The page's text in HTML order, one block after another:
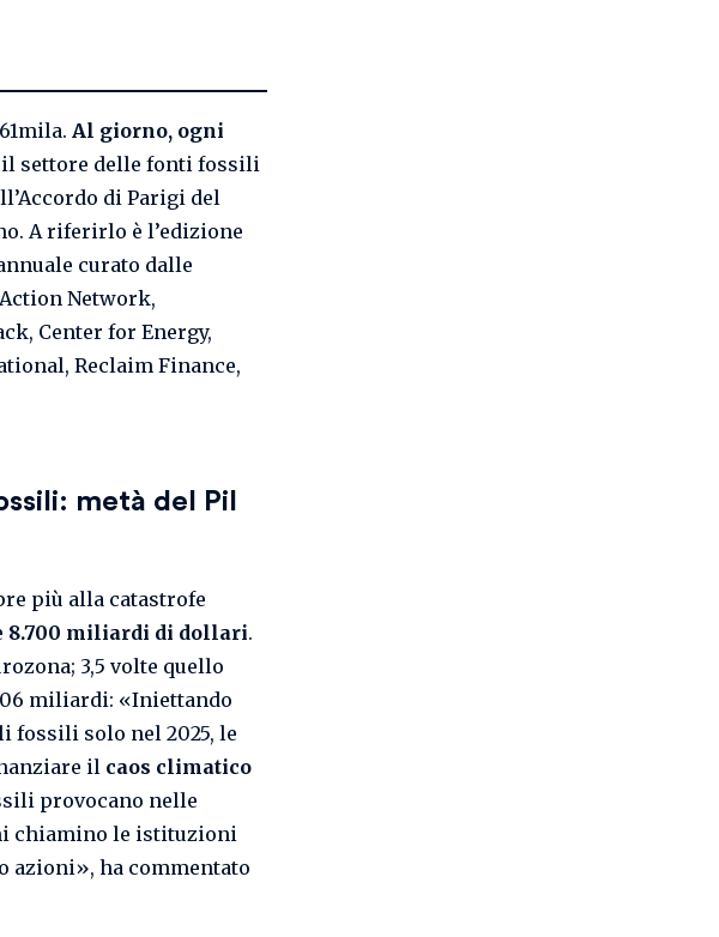
Al giorno, ogni
il settore delle fonti fossili
di Parigi del
A riferirlo è l’edizione
curato dalle
Network,
Center for Energy,
Reclaim Finance,
metà del Pil
più alla catastrofe
8.700 miliardi di dollari.
3,5 volte quello
miliardi: «Iniettando
solo nel 2025, le
il caos climatico
provocano nelle
chiamino le istituzioni
azioni», ha commentato